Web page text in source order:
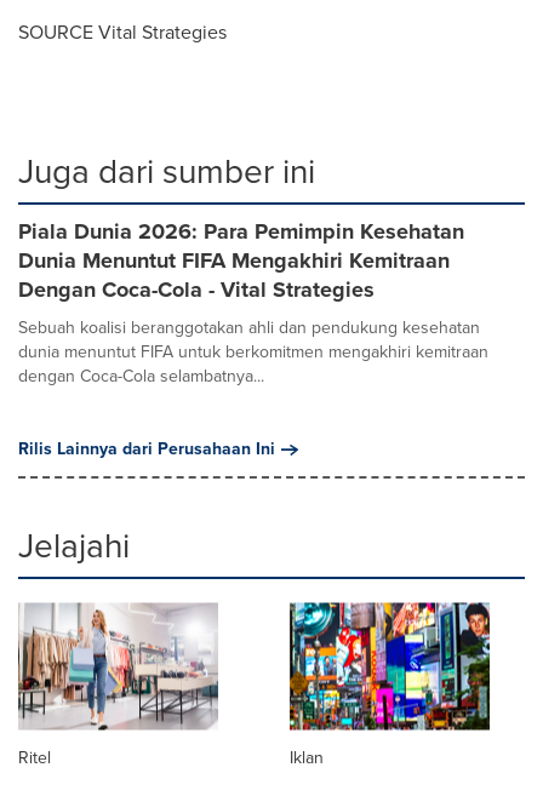
SOURCE Vital Strategies
Juga dari sumber ini
Piala Dunia 2026: Para Pemimpin Kesehatan
Dunia Menuntut FIFA Mengakhiri Kemitraan
Dengan Coca-Cola - Vital Strategies
Sebuah koalisi beranggotakan ahli dan pendukung kesehatan
dunia menuntut FIFA untuk berkomitmen mengakhiri kemitraan
dengan Coca-Cola selambatnya...
Rilis Lainnya dari Perusahaan Ini
Jelajahi
Ritel Iklan